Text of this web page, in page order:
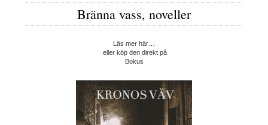
Bränna vass, noveller
Läs mer här…
eller köp den direkt på
Bokus